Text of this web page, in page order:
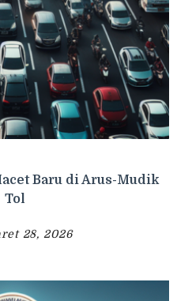
Baru di Arus-Mudik
Tol
28, 2026